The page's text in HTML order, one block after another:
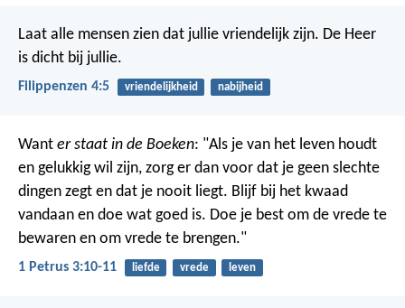
Laat alle mensen zien dat jullie vriendelijk zijn. De Heer
is dicht bij jullie.
Filippenzen 4:5 vriendelijkheid nabijheid
Want er staat in de Boeken: "Als je van het leven houdt
en gelukkig wil zijn, zorg er dan voor dat je geen slechte
dingen zegt en dat je nooit liegt. Blijf bij het kwaad
vandaan en doe wat goed is. Doe je best om de vrede te
bewaren en om vrede te brengen."
1 Petrus 3:10-11 liefde vrede leven